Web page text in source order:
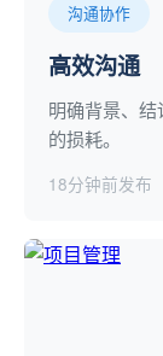
沟通协作
高效沟通
明确背景、
的损耗。
18分钟前发布